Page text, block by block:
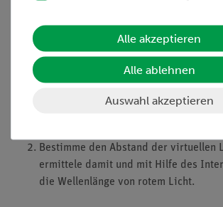
Wiedererkennungswert für den
Aufgaben
Lasse ein schmales Lichtbündel unter
Einfallswinkel auf einen Fresnelschen
Bestimme den Abstand der virtuellen
ermittele damit und mit Hilfe des
die Wellenlänge von rotem Licht.
Alle akzeptieren
Alle ablehnen
Auswahl akzeptieren